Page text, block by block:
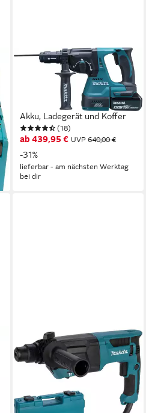
MAKITA
Kombihammer DHR243RTJ,
max. 950 U/min, (Set), für
SDS-PLUS 18 V, 5,0 Ah, inkl.
Akku, Ladegerät und Koffer
(18)
ab 439,95 € UVP 640,00 €
-31%
lieferbar - am nächsten Werktag
bei dir
MAKITA
Bohrhammer HR2670
Kombihammer
ab 144,99 €
lieferbar - in 2-3 Werktagen bei dir